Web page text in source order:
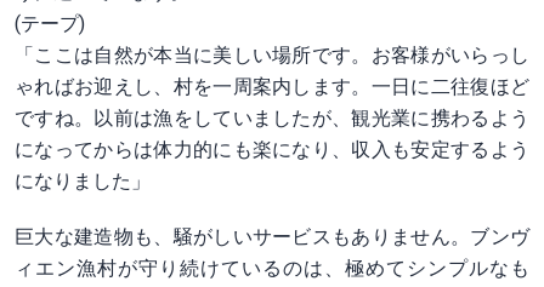
(テープ)
「ここは自然が本当に美しい場所です。お客様がいらっし
ゃればお迎えし、村を一周案内します。一日に二往復ほど
ですね。以前は漁をしていましたが、観光業に携わるよう
になってからは体力的にも楽になり、収入も安定するよう
になりました」
巨大な建造物も、騒がしいサービスもありません。ブンヴ
ィエン漁村が守り続けているのは、極めてシンプルなも